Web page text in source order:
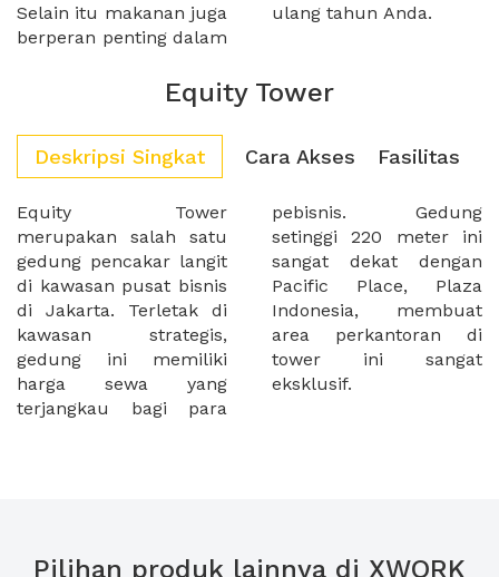
Selain itu makanan juga
berperan penting dalam
ulang tahun Anda.
Equity Tower
Deskripsi Singkat Cara Akses Fasilitas
Equity Tower
merupakan salah satu
gedung pencakar langit
di kawasan pusat bisnis
di Jakarta. Terletak di
kawasan strategis,
gedung ini memiliki
harga sewa yang
terjangkau bagi para
pebisnis. Gedung
setinggi 220 meter ini
sangat dekat dengan
Pacific Place, Plaza
Indonesia, membuat
area perkantoran di
tower ini sangat
eksklusif.
Pilihan produk lainnya di XWORK